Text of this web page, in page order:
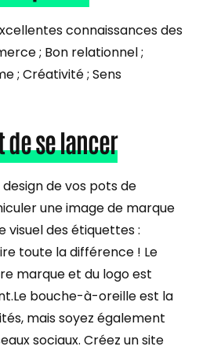
connaissances des
; Bon relationnel ;
; Créativité ; Sens
de se lancer
de vos pots de
une image de marque
visuel des étiquettes :
toute la différence ! Le
marque et du logo est
bouche-à-oreille est la
mais soyez également
sociaux. Créez un site